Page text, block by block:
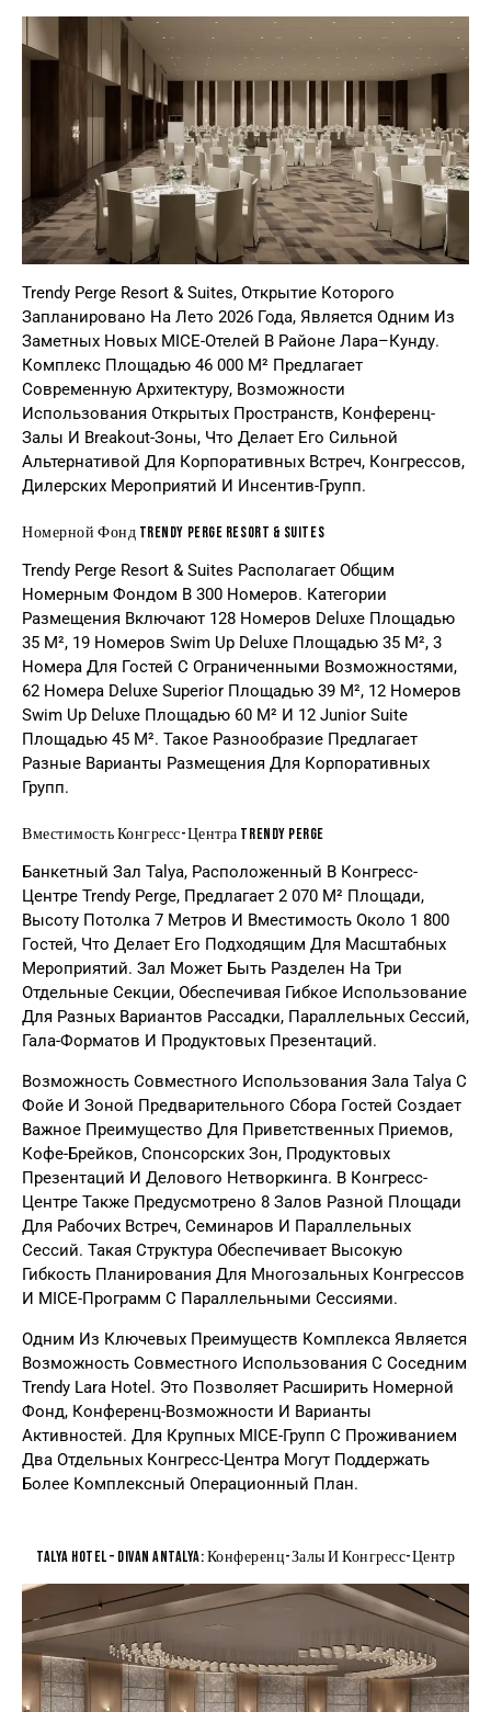
Trendy Perge Resort & Suites, Открытие Которого
Запланировано На Лето 2026 Года, Является Одним Из
Заметных Новых MICE-Отелей В Районе Лара–Кунду.
Комплекс Площадью 46 000 М² Предлагает
Современную Архитектуру, Возможности
Использования Открытых Пространств, Конференц-
Залы И Breakout-Зоны, Что Делает Его Сильной
Альтернативой Для Корпоративных Встреч, Конгрессов,
Дилерских Мероприятий И Инсентив-Групп.
Номерной Фонд Trendy Perge Resort & Suites
Trendy Perge Resort & Suites Располагает Общим
Номерным Фондом В 300 Номеров. Категории
Размещения Включают 128 Номеров Deluxe Площадью
35 М², 19 Номеров Swim Up Deluxe Площадью 35 М², 3
Номера Для Гостей С Ограниченными Возможностями,
62 Номера Deluxe Superior Площадью 39 М², 12 Номеров
Swim Up Deluxe Площадью 60 М² И 12 Junior Suite
Площадью 45 М². Такое Разнообразие Предлагает
Разные Варианты Размещения Для Корпоративных
Групп.
Вместимость Конгресс-Центра Trendy Perge
Банкетный Зал Talya, Расположенный В Конгресс-
Центре Trendy Perge, Предлагает 2 070 М² Площади,
Высоту Потолка 7 Метров И Вместимость Около 1 800
Гостей, Что Делает Его Подходящим Для Масштабных
Мероприятий. Зал Может Быть Разделен На Три
Отдельные Секции, Обеспечивая Гибкое Использование
Для Разных Вариантов Рассадки, Параллельных Сессий,
Гала-Форматов И Продуктовых Презентаций.
Возможность Совместного Использования Зала Talya С
Фойе И Зоной Предварительного Сбора Гостей Создает
Важное Преимущество Для Приветственных Приемов,
Кофе-Брейков, Спонсорских Зон, Продуктовых
Презентаций И Делового Нетворкинга. В Конгресс-
Центре Также Предусмотрено 8 Залов Разной Площади
Для Рабочих Встреч, Семинаров И Параллельных
Сессий. Такая Структура Обеспечивает Высокую
Гибкость Планирования Для Многозальных Конгрессов
И MICE-Программ С Параллельными Сессиями.
Одним Из Ключевых Преимуществ Комплекса Является
Возможность Совместного Использования С Соседним
Trendy Lara Hotel. Это Позволяет Расширить Номерной
Фонд, Конференц-Возможности И Варианты
Активностей. Для Крупных MICE-Групп С Проживанием
Два Отдельных Конгресс-Центра Могут Поддержать
Более Комплексный Операционный План.
Talya Hotel – Divan Antalya: Конференц-Залы И Конгресс-Центр